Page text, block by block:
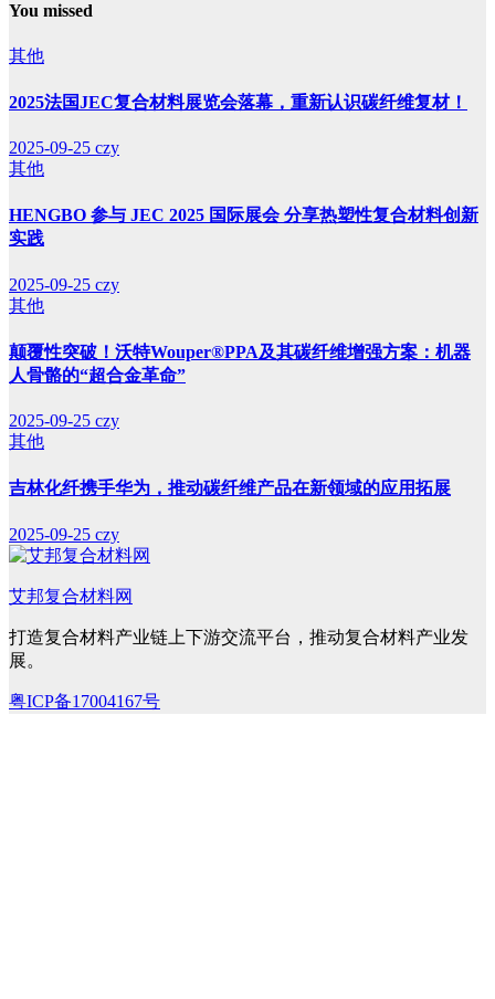
You missed
其他
2025法国JEC复合材料展览会落幕，重新认识碳纤维复材！
2025-09-25 czy
其他
HENGBO 参与 JEC 2025 国际展会 分享热塑性复合材料创新
实践
2025-09-25 czy
其他
颠覆性突破！沃特Wouper®PPA及其碳纤维增强方案：机器
人骨骼的“超合金革命”
2025-09-25 czy
其他
吉林化纤携手华为，推动碳纤维产品在新领域的应用拓展
2025-09-25 czy
艾邦复合材料网
打造复合材料产业链上下游交流平台，推动复合材料产业发
展。
粤ICP备17004167号